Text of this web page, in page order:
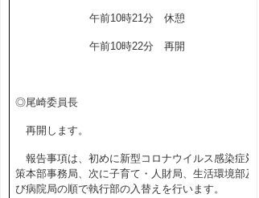
午前10時21分 休憩
午前10時22分 再開
◎尾崎委員長
再開します。
報告事項は、初めに新型コロナウイルス感染症対
策本部事務局、次に子育て・人財局、生活環境部及
び病院局の順で執行部の入替えを行います。